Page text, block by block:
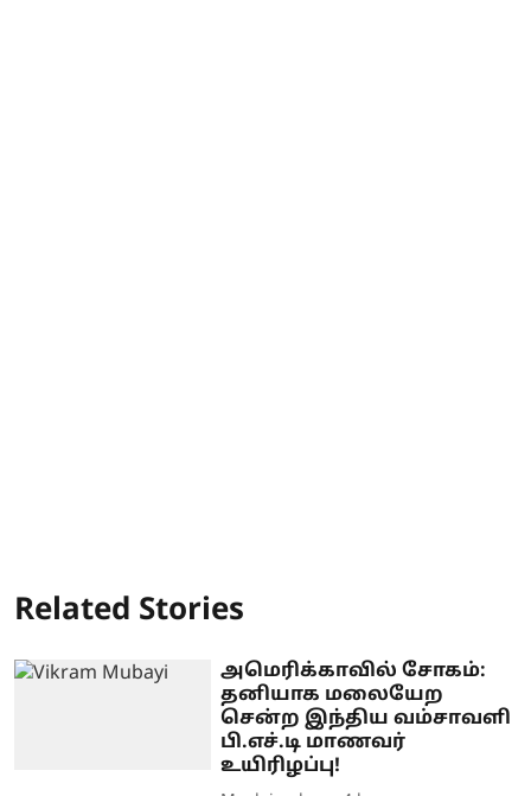
Related Stories
அமெரிக்காவில் சோகம்:
தனியாக மலையேற
சென்ற இந்திய வம்சாவளி
பி.எச்.டி மாணவர்
உயிரிழப்பு!